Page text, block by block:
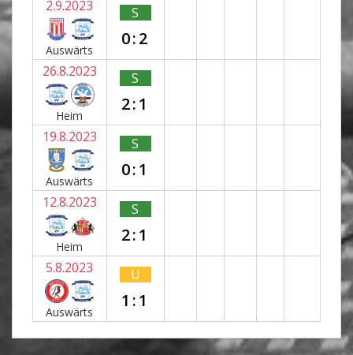
2.9.2023
Auswärts
S
0:2
26.8.2023
Heim
S
2:1
19.8.2023
Auswärts
S
0:1
12.8.2023
Heim
S
2:1
5.8.2023
Auswärts
U
1:1